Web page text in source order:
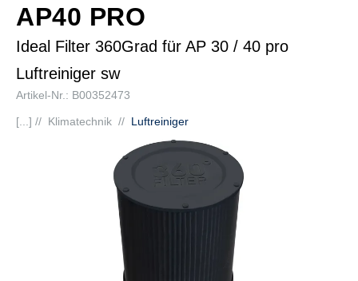
AP40 PRO
Ideal Filter 360Grad für AP 30 / 40 pro
Luftreiniger sw
Artikel-Nr.: B00352473
[...] // Klimatechnik // Luftreiniger